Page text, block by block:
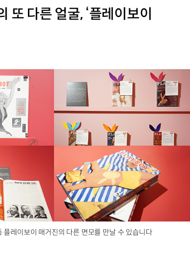
또 다른 얼굴, ‘플레이보이
플레이보이 매거진의 다른 면모를 만날 수 있습니다